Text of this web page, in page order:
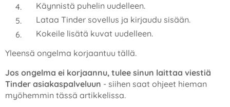
Käynnistä puhelin uudelleen.
Lataa Tinder sovellus ja kirjaudu sisään.
Kokeile lisätä kuvat uudelleen.
Yleensä ongelma korjaantuu tällä.
Jos ongelma ei korjaannu, tulee sinun laittaa viestiä
Tinder asiakaspalveluun - siihen saat ohjeet hieman
myöhemmin tässä artikkelissa.